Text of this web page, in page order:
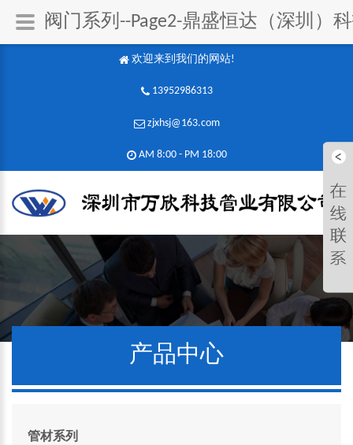
欢迎来到我们的网站!
13952986313
zjxhsj@163.com
AM 8:00 - PM 18:00​
产品中心
管材系列
阀门系列--Page2-鼎盛恒达（深圳）